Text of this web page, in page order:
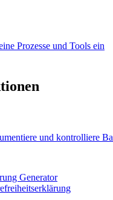
Prozesse und Tools ein
und kontrolliere
Generator